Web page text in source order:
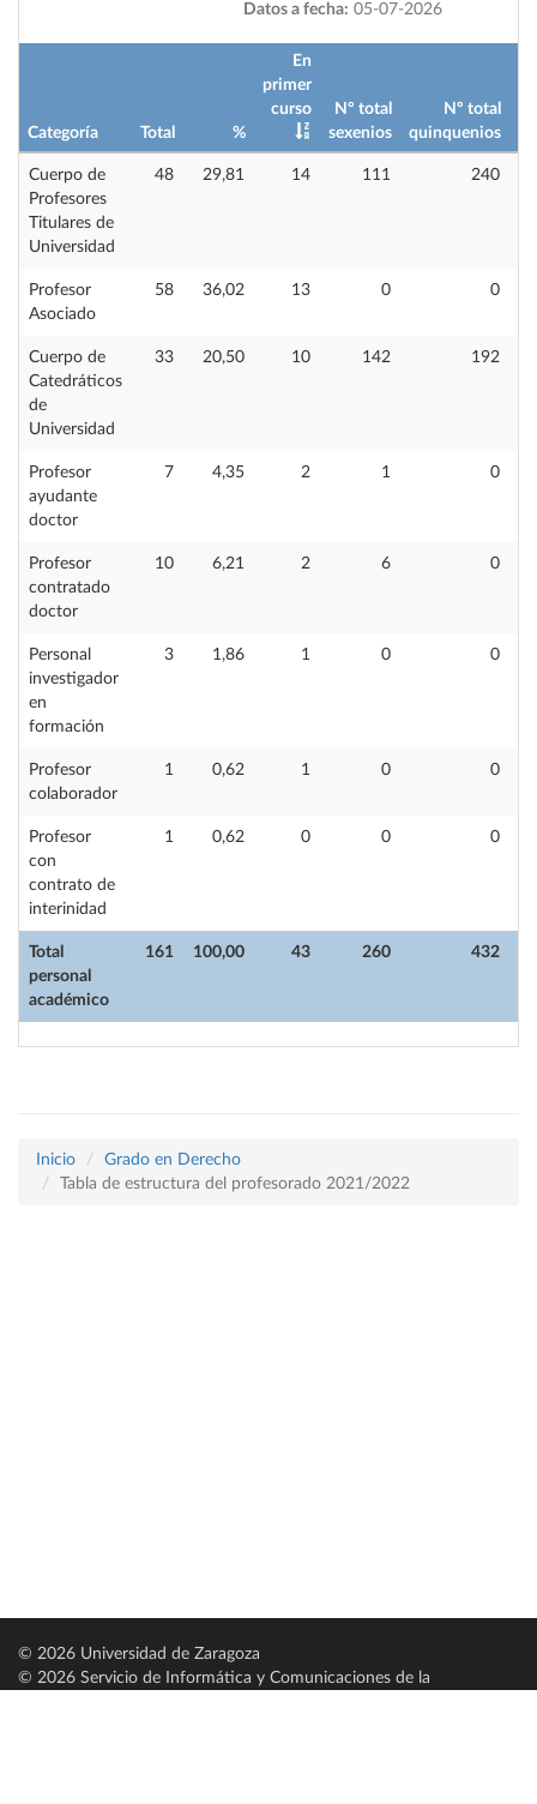
Datos a fecha: 05-07-2026
Categoría Total %
En
primer
curso
Nº total
sexenios
Nº total
quinquenios
Total
personal
académico
161 100,00 43 260 432
Cuerpo de
Profesores
Titulares de
Universidad
48 29,81 14 111 240
Profesor
Asociado
58 36,02 13 0 0
Cuerpo de
Catedráticos
de
Universidad
33 20,50 10 142 192
Profesor
ayudante
doctor
7 4,35 2 1 0
Profesor
contratado
doctor
10 6,21 2 6 0
Personal
investigador
en
formación
3 1,86 1 0 0
Profesor
colaborador
1 0,62 1 0 0
Profesor
con
contrato de
interinidad
1 0,62 0 0 0
Inicio
Grado en Derecho
Tabla de estructura del profesorado 2021/2022
© 2026 Universidad de Zaragoza
© 2026 Servicio de Informática y Comunicaciones de la